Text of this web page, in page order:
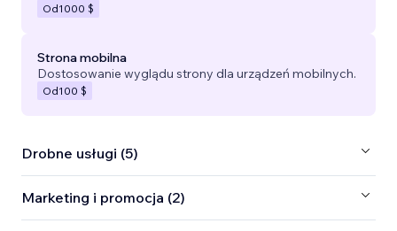
Od1000 $
Strona mobilna
Dostosowanie wyglądu strony dla urządzeń mobilnych.
Od100 $
Drobne usługi (5)
Marketing i promocja (2)